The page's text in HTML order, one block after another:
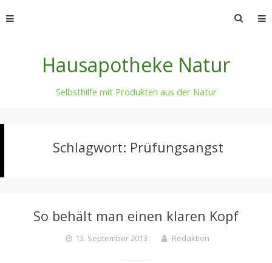
to
Hausapotheke Natur
Selbsthilfe mit Produkten aus der Natur
Schlagwort: Prüfungsangst
So behält man einen klaren Kopf
13. September 2013 Redaktion